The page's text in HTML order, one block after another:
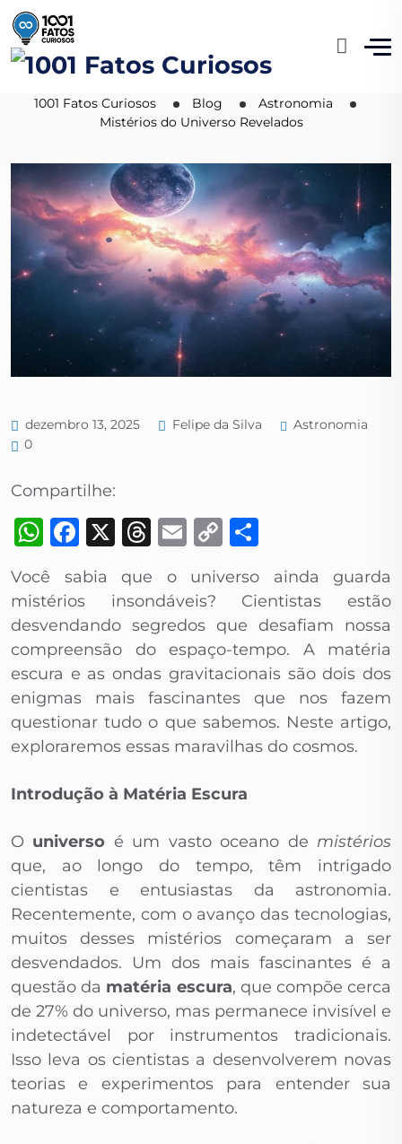
Mistérios do Universo
Revelados
1001 Fatos Curiosos Blog
Astronomia
Mistérios do Universo Revelados
dezembro 13, 2025 Felipe da Silva
Astronomia
0
Compartilhe:
WhatsApp
Facebook
X Threads
Email
Copy
Você sabia que o universo ainda guarda
mistérios insondáveis? Cientistas estão
desvendando segredos que desafiam nossa
compreensão do espaço-tempo. A matéria
escura e as ondas gravitacionais são dois dos
enigmas mais fascinantes que nos fazem
questionar tudo o que sabemos. Neste artigo,
exploraremos essas maravilhas do cosmos.
Introdução à Matéria Escura
O universo é um vasto oceano de mistérios
que, ao longo do tempo, têm intrigado
cientistas e entusiastas da astronomia.
Recentemente, com o avanço das tecnologias,
muitos desses mistérios começaram a ser
desvendados. Um dos mais fascinantes é a
questão da matéria escura, que compõe cerca
de 27% do universo, mas permanece invisível e
indetectável por instrumentos tradicionais.
Isso leva os cientistas a desenvolverem novas
teorias e experimentos para entender sua
natureza e comportamento.